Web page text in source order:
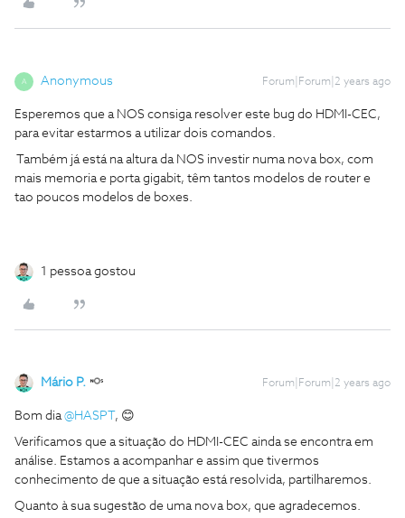
A Anonymous Forum|Forum|2 years ago
Esperemos que a NOS consiga resolver este bug do HDMI-CEC,
para evitar estarmos a utilizar dois comandos.
Também já está na altura da NOS investir numa nova box, com
mais memoria e porta gigabit, têm tantos modelos de router e
tao poucos modelos de boxes.
1 pessoa gostou
Mário P. Forum|Forum|2 years ago
Bom dia@HASPT , 😊
Verificamos que a situação do HDMI-CEC ainda se encontra em
análise. Estamos a acompanhar e assim que tivermos
conhecimento de que a situação está resolvida, partilharemos.
Quanto à sua sugestão de uma nova box, que agradecemos.